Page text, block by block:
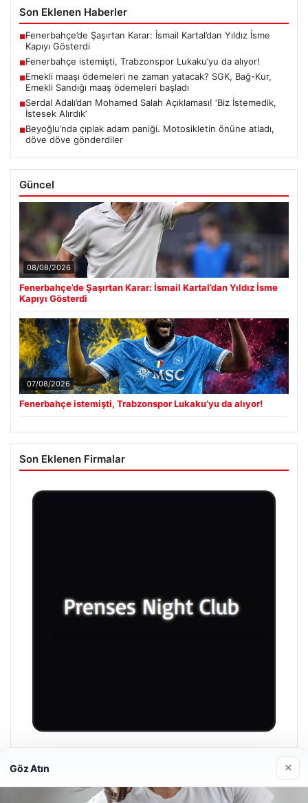
Son Eklenen Haberler
■Fenerbahçe’de Şaşırtan Karar: İsmail Kartal’dan Yıldız İsme
Kapıyı Gösterdi
■Fenerbahçe istemişti, Trabzonspor Lukaku’yu da alıyor!
■Emekli maaşı ödemeleri ne zaman yatacak? SGK, Bağ-Kur,
Emekli Sandığı maaş ödemeleri başladı
■Serdal Adalı’dan Mohamed Salah Açıklaması! ‘Biz İstemedik,
İstesek Alırdık’
■Beyoğlu’nda çıplak adam paniği. Motosikletin önüne atladı,
döve döve gönderdiler
Güncel
08/08/2026
Fenerbahçe’de Şaşırtan Karar: İsmail Kartal’dan Yıldız İsme
Kapıyı Gösterdi
07/08/2026
Fenerbahçe istemişti, Trabzonspor Lukaku’yu da alıyor!
Son Eklenen Firmalar
Prenses Night Club
Göz Atın ×